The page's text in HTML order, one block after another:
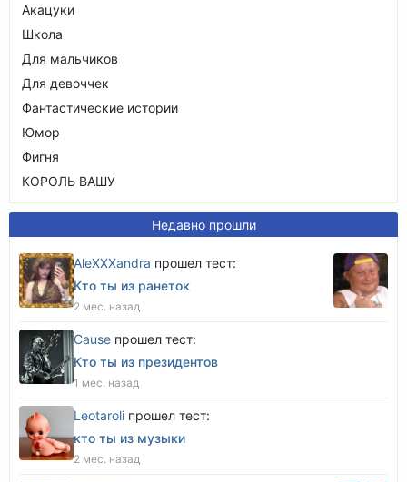
Акацуки
Школа
Для мальчиков
Для девоччек
Фантастические истории
Юмор
Фигня
КОРОЛЬ ВАШУ
Недавно прошли
AleXXXandra прошел тест:
Кто ты из ранеток
2 мес. назад
Cause прошел тест:
Кто ты из президентов
1 мес. назад
Leotaroli прошел тест:
кто ты из музыки
2 мес. назад